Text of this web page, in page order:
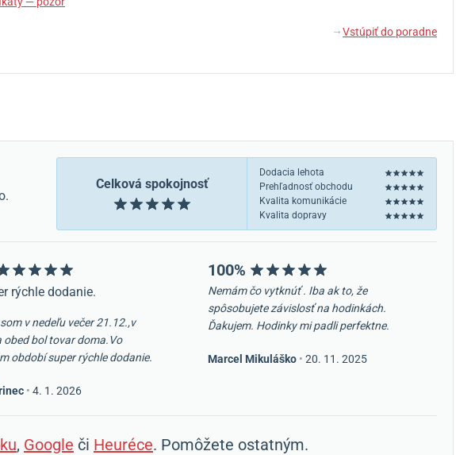
↓ Vstúpiť do poradne
Celková spokojnosť
Dodacia lehota
Prehľadnosť obchodu
Kvalita komunikácie
Kvalita dopravy
rýchle dodanie.
v nedeľu večer 21.12.,v
obed bol tovar doma.Vo
období super rýchle dodanie.
• 4. 1. 2026
100%
Nemám čo vytknúť . Iba ak to, že
spôsobujete závislosť na hodinkách.
Ďakujem. Hodinky mi padli perfektne.
Marcel Mikuláško • 20. 11. 2025
, Google či Heuréce. Pomôžete ostatným.